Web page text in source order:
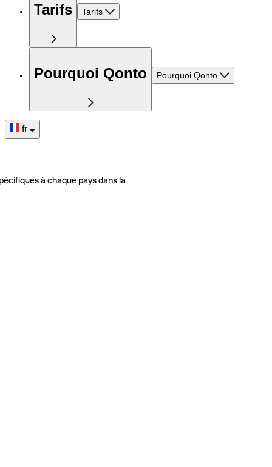
Tarifs Tarifs
Pourquoi Qonto Pourquoi Qonto
fr
à chaque pays dans la